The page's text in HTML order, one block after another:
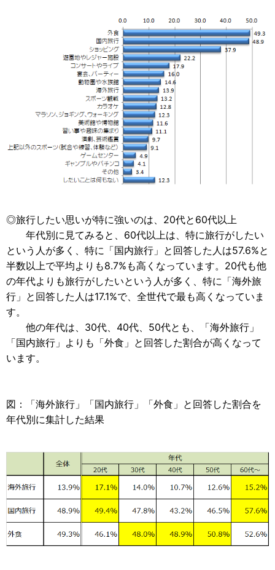
◎旅行したい思いが特に強いのは、20代と60代以上
年代別に見てみると、60代以上は、特に旅行がしたい
という人が多く、特に「国内旅行」と回答した人は57.6%と
半数以上で平均よりも8.7%も高くなっています。20代も他
の年代よりも旅行がしたいという人が多く、特に「海外旅
行」と回答した人は17.1%で、全世代で最も高くなっていま
す。
他の年代は、30代、40代、50代とも、「海外旅行」
「国内旅行」よりも「外食」と回答した割合が高くなって
います。
図：「海外旅行」「国内旅行」「外食」と回答した割合を
年代別に集計した結果